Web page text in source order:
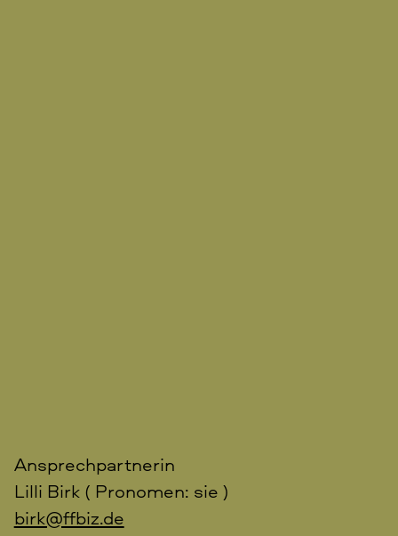
Ansprechpartnerin
Lilli Birk ( Pronomen: sie )
birk@ffbiz.de